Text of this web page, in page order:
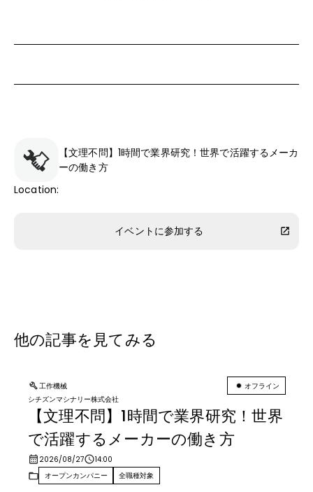
【文理不問】1時間で業界研究！世界で活躍するメーカ
ーの働き方
Location:
イベントに参加する
他の記事を見てみる
工作機械
オフライン
シチズンマシナリー株式会社
【文理不問】1時間で業界研究！世界
で活躍するメーカーの働き方
2026/08/27
14:00
オープンカンパニー
全職種対象